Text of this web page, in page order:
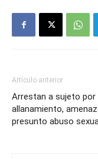
Artículo anterior
Arrestan a sujeto por
allanamiento,
presunto abuso